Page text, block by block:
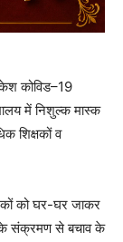
कोविड–19
में निशुल्क मास्क
शिक्षकों व
को घर-घर जाकर
के संक्रमण से बचाव के